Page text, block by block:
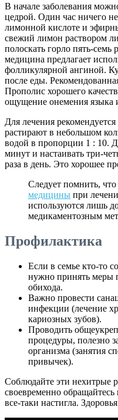
В начале заболевания
цедрой. Один час ничего
лимонной кислоте и
свежий лимон раствором
полоскать горло пять-семь
медицина предлагает
фолликулярной ангиной.
после еды.
Прополис хорошего
ощущение онемения языка
Для лечения
растирают в небольшом
водой в пропорции 1 : 10.
минут и настаивать три-
раза в день. Это хорошее
Следует помнить, что
медицины при
используются лишь
медикаментозным
Профилактика
Если в семье кто-то
нужно принять меры
обихода.
Важно провести
инфекции (лечение
кариозных зубов).
Проводить
процедуры, полезно
организма (занятия
привычек).
Соблюдайте эти нехитрые
своевременно обращайтесь
все-таки настигла.